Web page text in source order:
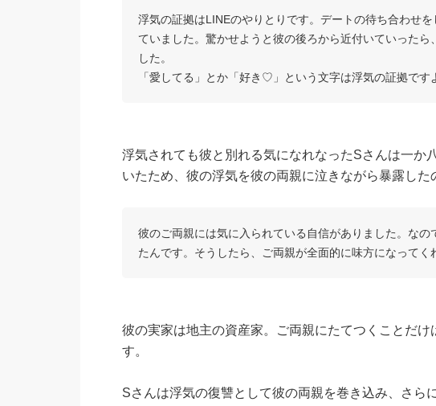
浮気の証拠はLINEのやりとりです。デートの待ち合わせ
ていました。驚かせようと彼の後ろから近付いていった
した。
「愛してる」とか「好き♡」という文字は浮気の証拠です
浮気されても彼と別れる気になれなったSさんは一か
いたため、彼の浮気を彼の両親に泣きながら暴露した
彼のご両親には気に入られている自信がありました。な
たんです。そうしたら、ご両親が全面的に味方になってく
彼の実家は地主の資産家。ご両親にたてつくことだ
す。
Sさんは浮気の復讐として彼の両親を巻き込み、さ